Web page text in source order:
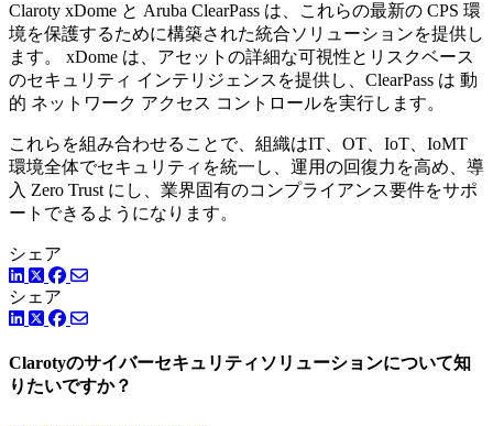
Claroty xDome と Aruba ClearPass は、これらの最新の CPS 環
境を保護するために構築された統合ソリューションを提供し
ます。 xDome は、アセットの詳細な可視性とリスクベース
のセキュリティ インテリジェンスを提供し、ClearPass は 動
的 ネットワーク アクセス コントロールを実行します。
これらを組み合わせることで、組織はIT、OT、IoT、IoMT
環境全体でセキュリティを統一し、運用の回復力を高め、導
入 Zero Trust にし、業界固有のコンプライアンス要件をサポ
ートできるようになります。
シェア
LinkedIn
ツイッター
Facebook
シェア
LinkedIn
ツイッター
Facebook
Clarotyのサイバーセキュリティソリューションについて知
りたいですか？